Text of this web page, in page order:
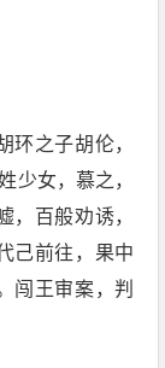
环之子胡伦，
少女，慕之，
，百般劝诱，
己前往，果中
闯王审案，判